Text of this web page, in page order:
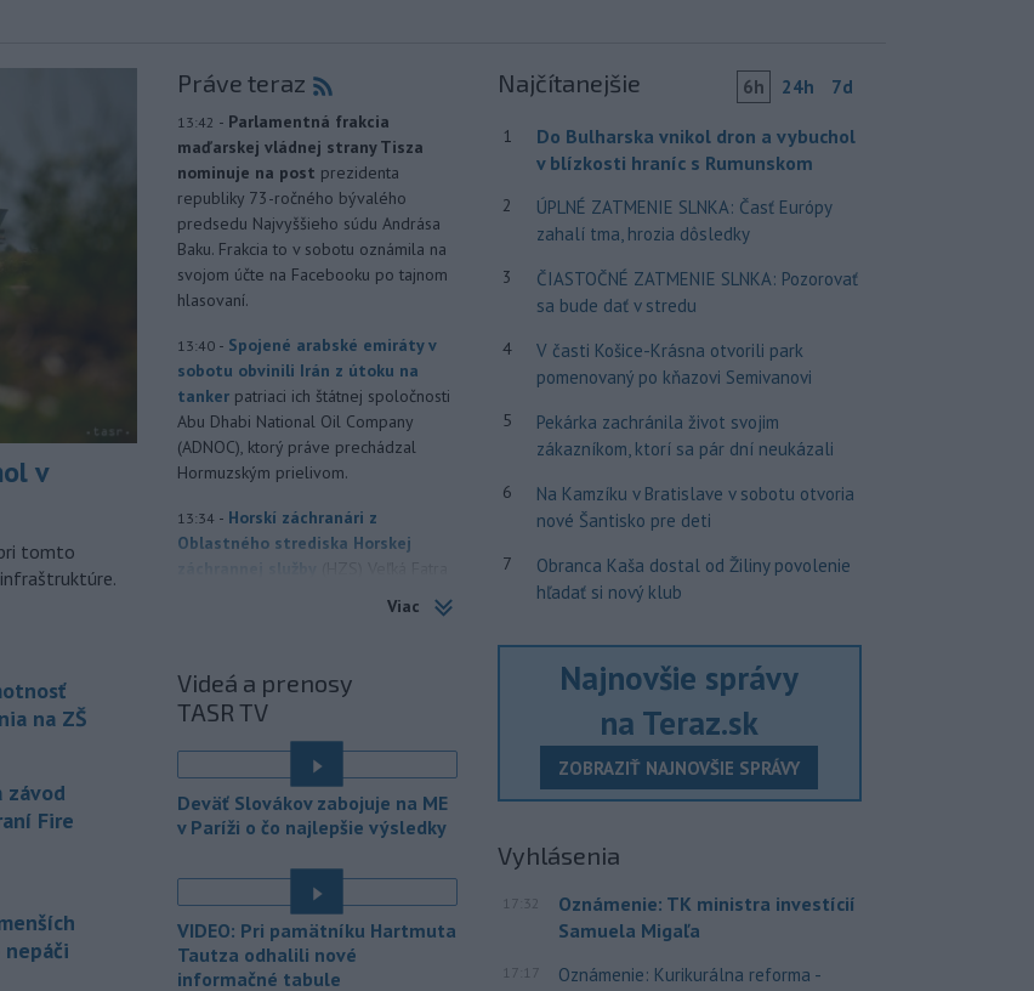
v
tomto
na ZŠ
závod
Fire
Práve teraz
13:42 - Parlamentná frakcia
maďarskej vládnej strany Tisza
nominuje na post prezidenta
republiky 73-ročného bývalého
predsedu Najvyššieho súdu Andrása
Baku. Frakcia to v sobotu oznámila na
svojom účte na Facebooku po tajnom
hlasovaní.
13:40 - Spojené arabské emiráty v
sobotu obvinili Irán z útoku na
tanker patriaci ich štátnej spoločnosti
Abu Dhabi National Oil Company
(ADNOC), ktorý práve prechádzal
Hormuzským prielivom.
13:34 - Horskí záchranári z
Oblastného strediska Horskej
ročnej turistke v Rybovskom sedle.
12:36 - Polícia v piatok (7. 8.)
vypátrala dvoch 17-ročných
mladíkov, ktorí sú podozriví z útoku
na taxikára v Seredi. Muž pri incidente
utrpel vážne zranenia a skončil v
trnavskej nemocnici.
západnom Slovensku platia v
sobotu popoludnívýstrahy prvého
stupňa pred vysokými teplotami.
Slovenský hydrometeorologický ústav
Viac
Videá a prenosy
TASR TV
Deväť Slovákov zabojuje na ME
v Paríži o čo najlepšie výsledky
VIDEO: Pri pamätníku Hartmuta
Tautza odhalili nové
informačné tabule
Najčítanejšie 6h 24h 7d
1
Do Bulharska vnikol dron a vybuchol
v blízkosti hraníc s Rumunskom
2
ÚPLNÉ ZATMENIE SLNKA: Časť Európy
zahalí tma, hrozia dôsledky
3
ČIASTOČNÉ ZATMENIE SLNKA: Pozorovať
sa bude dať v stredu
4
V časti Košice-Krásna otvorili park
pomenovaný po kňazovi Semivanovi
5
Pekárka zachránila život svojim
zákazníkom, ktorí sa pár dní neukázali
6
Na Kamzíku v Bratislave v sobotu otvoria
nové Šantisko pre deti
7
Obranca Kaša dostal od Žiliny povolenie
hľadať si nový klub
Najnovšie správy
na Teraz.sk
ZOBRAZIŤ NAJNOVŠIE SPRÁVY
Vyhlásenia
17:32
Oznámenie: TK ministra investícií
Samuela Migaľa
17:17
Oznámenie: Kurikurálna reforma -